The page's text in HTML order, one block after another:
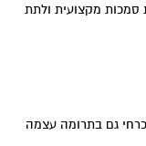
סמכות מקצועית ולתת
גם בתרומה עצמה